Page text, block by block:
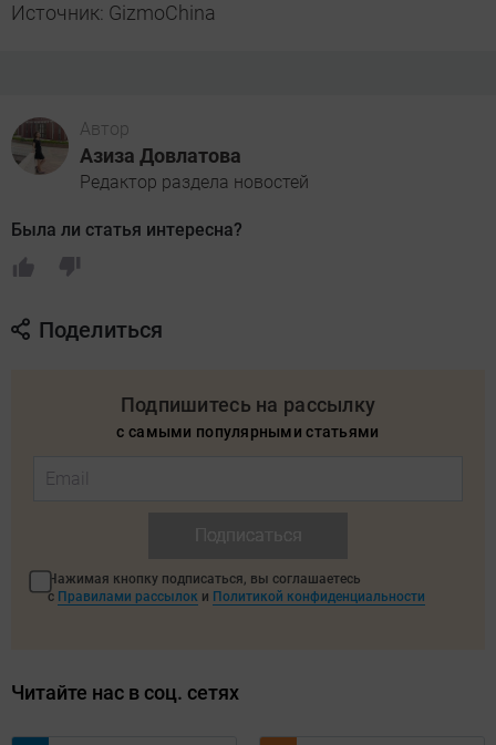
Источник: GizmoChina
Автор
Азиза Довлатова
Редактор раздела новостей
Была ли статья интересна?
Поделиться
Подпишитесь на рассылку
с самыми популярными статьями
Нажимая кнопку подписаться, вы соглашаетесь
с Правилами рассылок и Политикой конфиденциальности
Читайте нас в соц. сетях